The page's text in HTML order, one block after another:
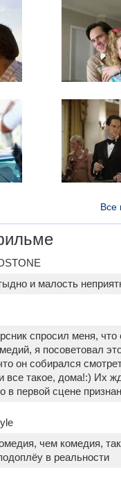
Все
и малость
спросил меня, что
я посоветовал
он собирался
все такое, дома!:) Их
в первой сцене
чем комедия,
в реальности